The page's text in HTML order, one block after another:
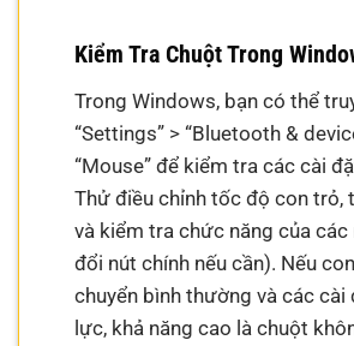
Kiểm Tra Chuột Trong
Trong Windows, bạn có thể
“Settings” > “Bluetooth &
“Mouse” để kiểm tra các cài
Thử điều chỉnh tốc độ con trỏ,
và kiểm tra chức năng của các
đổi nút chính nếu cần). Nếu
chuyển bình thường và các cài
lực, khả năng cao là chuột